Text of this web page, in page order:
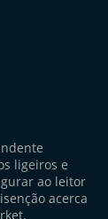
ligeiros e
ao leitor
acerca